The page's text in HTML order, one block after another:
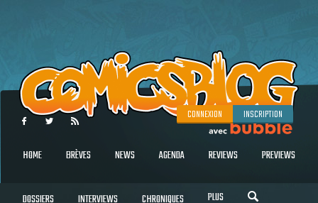
CONNEXION INSCRIPTION
HOME BRÈVES NEWS AGENDA REVIEWS PREVIEWS
PLUS